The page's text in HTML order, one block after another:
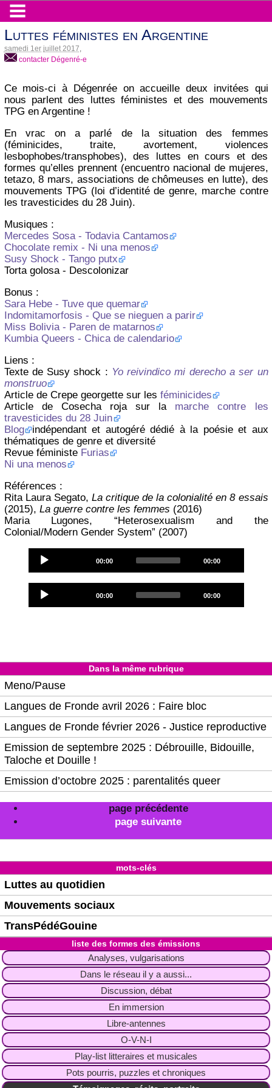
Luttes féministes en Argentine
samedi 1er juillet 2017
contacter Dégenré-e
Ce mois-ci à Dégenrée on accueille deux invitées qui
nous parlent des luttes féministes et des mouvements
TPG en Argentine !
En vrac on a parlé de la situation des femmes
(féminicides, traite, avortement, violences
lesbophobes/transphobes), des luttes en cours et des
formes qu’elles prennent (encuentro nacional de mujeres,
tetazo, 8 mars, associations de chômeuses en lutte), des
mouvements TPG (loi d’identité de genre, marche contre
les travesticides du 28 Juin).
Musiques :
Mercedes Sosa - Todavia Cantamos
Chocolate remix - Ni una menos
Susy Shock - Tango putx
Torta golosa - Descolonizar
Bonus :
Sara Hebe - Tuve que quemar
Indomitamorfosis - Que se nieguen a parir
Miss Bolivia - Paren de matarnos
Kumbia Queers - Chica de calendario
Liens :
Texte de Susy shock : Yo reivindico mi derecho a ser un
monstruo
Article de Crepe georgette sur les féminicides
Article de Cosecha roja sur la marche contre les
travesticides du 28 Juin
Blog
indépendant et autogéré dédié à la poésie et aux
thématiques de genre et diversité
Revue féministe Furias
Ni una menos
Références :
Rita Laura Segato, La critique de la colonialité en 8 essais
(2015), La guerre contre les femmes (2016)
Maria Lugones, “Heterosexualism and the
Colonial/Modern Gender System” (2007)
Player
Current
00:00
Total
00:00
Player
Current
00:00
Total
00:00
Dans la même rubrique
Meno/Pause
Langues de Fronde avril 2026 : Faire bloc
Langues de Fronde février 2026 - Justice reproductive
Emission de septembre 2025 : Débrouille, Bidouille,
Taloche et Douille !
Emission d’octobre 2025 : parentalités queer
page précédente
page suivante
mots-clés
Luttes au quotidien
Mouvements sociaux
TransPédéGouine
liste des formes des émissions
Analyses, vulgarisations
Dans le réseau il y a aussi...
Discussion, débat
En immersion
Libre-antennes
O-V-N-I
Play-list litteraires et musicales
Pots pourris, puzzles et chroniques